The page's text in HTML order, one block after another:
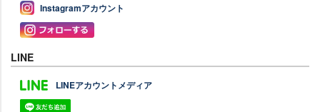
Instagramアカウント
LINE
LINEアカウントメディア